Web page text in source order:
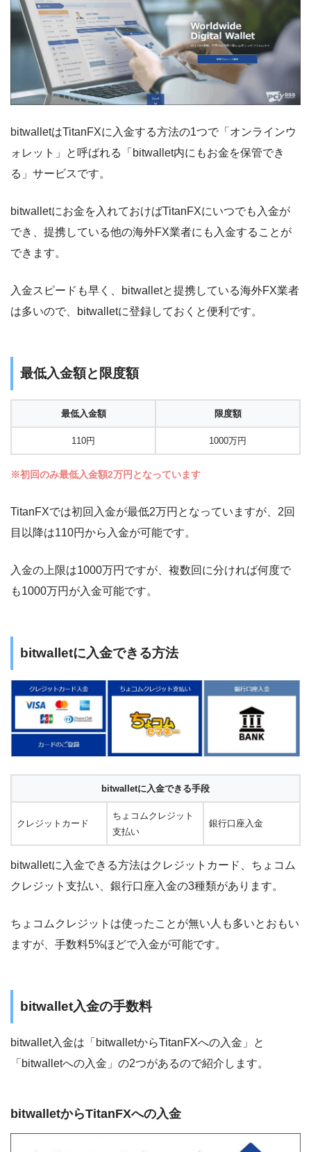
bitwalletはTitanFXに入金する方法の1つで「オンラインウ
ォレット」と呼ばれる「bitwallet内にもお金を保管でき
る」サービスです。
bitwalletにお金を入れておけばTitanFXにいつでも入金が
でき、提携している他の海外FX業者にも入金することが
できます。
入金スピードも早く、bitwalletと提携している海外FX業者
は多いので、bitwalletに登録しておくと便利です。
最低入金額と限度額
最低入金額 限度額
110円 1000万円
※初回のみ最低入金額2万円となっています
TitanFXでは初回入金が最低2万円となっていますが、2回
目以降は110円から入金が可能です。
入金の上限は1000万円ですが、複数回に分ければ何度で
も1000万円が入金可能です。
bitwalletに入金できる方法
bitwalletに入金できる手段
クレジットカード
ちょコムクレジット
支払い
銀行口座入金
bitwalletに入金できる方法はクレジットカード、ちょコム
クレジット支払い、銀行口座入金の3種類があります。
ちょコムクレジットは使ったことが無い人も多いとおもい
ますが、手数料5%ほどで入金が可能です。
bitwallet入金の手数料
bitwallet入金は「bitwalletからTitanFXへの入金」と
「bitwalletへの入金」の2つがあるので紹介します。
bitwalletからTitanFXへの入金